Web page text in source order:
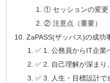
① セッションの変更
② 注意点（重要）
ZaPASS(ザッパス)の成功
✅ 1. 公務員からIT企業
✅ 2. 自己理解が深ま
✅ 3. 人生・目標設計で